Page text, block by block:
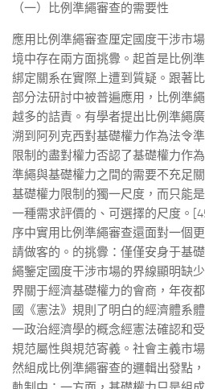
（一）比例準繩審查的需要性
應用比例準繩審查厘定國度干涉市
境中存在兩方面挑釁。起首是比例
綁定關系在實際上遭到質疑。跟著
部分法研討中被普遍應用，比例準
越多的詰責。有學者提出比例準繩
溯到阿列克西對基礎權力作為法令
限制的盡對權力否認了基礎權力作
準繩與基礎權力之間的需要不充足
基礎權力限制的獨一尺度，而只能
一種需求評價的、可選擇的尺度。
序中實用比例準繩審查還面對一個
請做客的。的挑釁：僅僅安身于基
繩鑒定國度干涉市場的界線顯明缺
界關于經濟基礎權力的會商，年夜
國《憲法》規則了明白的經濟體系
一政治經濟學的概念經憲法確認和
規范屬性與規范寄義。社會主義市
然組成比例準繩審查的邏輯出發點